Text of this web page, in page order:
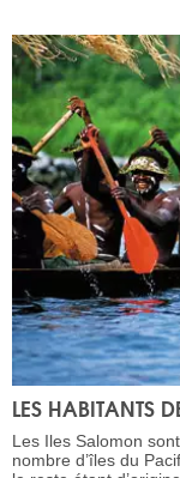
LES HABITANTS
Les Iles Salomon
nombre d’îles du